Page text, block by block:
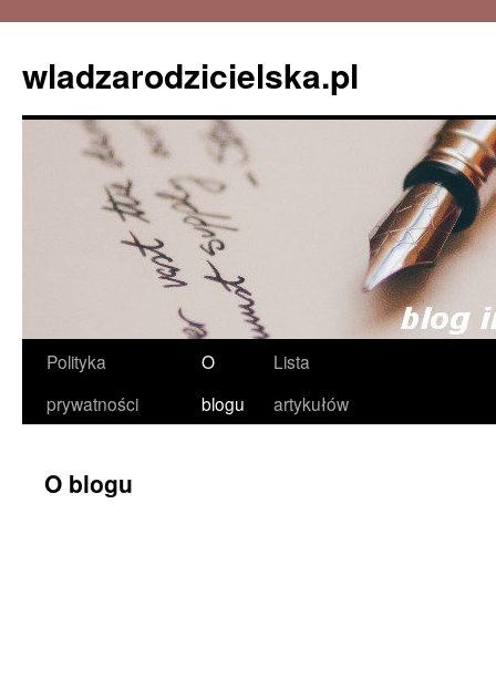
wladzarodzicielska.pl
Przejdź
do
Polityka
prywatności
O
blogu
Lista
artykułów
O blogu